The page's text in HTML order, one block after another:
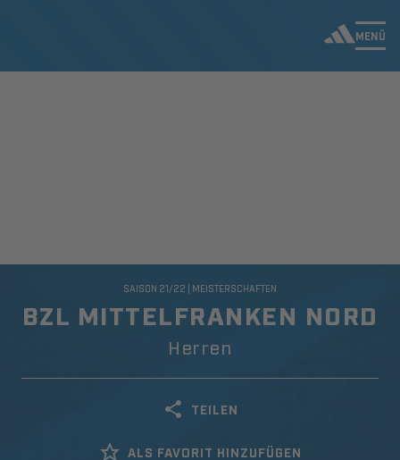
MENÜ
BZL MITTELFRANKEN NORD
Herren
SAISON 21/22 | MEISTERSCHAFTEN
TEILEN
ALS FAVORIT HINZUFÜGEN